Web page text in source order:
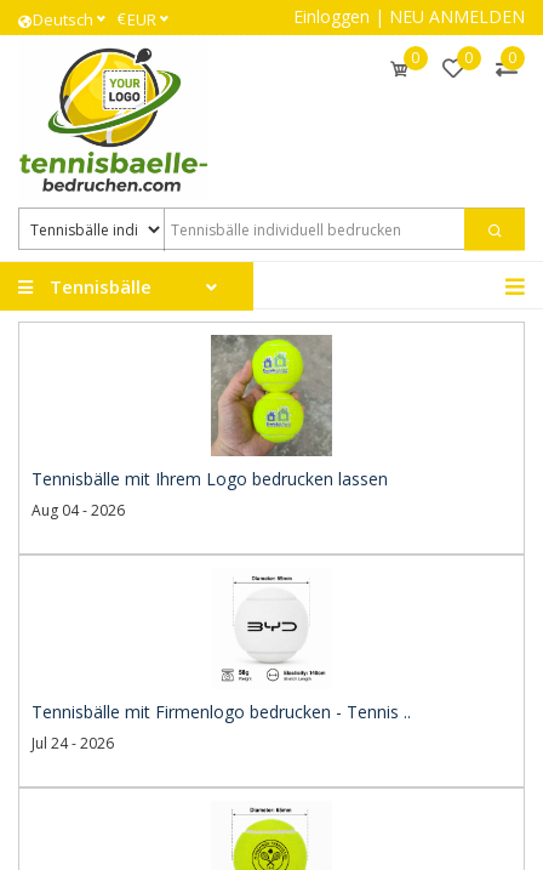
Deutsch €EUR Einloggen | NEU ANMELDEN
0 0 0
Tennisbälle
Tennisbälle mit Ihrem Logo bedrucken lassen
Aug 04 - 2026
Tennisbälle mit Firmenlogo bedrucken - Tennis ..
Jul 24 - 2026